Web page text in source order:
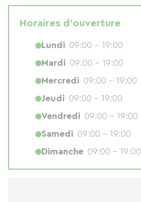
Horaires d'ouverture
Lundi 09:00 - 19:00
Mardi 09:00 - 19:00
Mercredi 09:00 - 19:00
Jeudi 09:00 - 19:00
Vendredi 09:00 - 19:00
Samedi 09:00 - 19:00
Dimanche 09:00 - 19:00